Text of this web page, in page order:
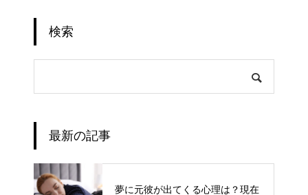
検索
最新の記事
夢に元彼が出てくる心理は？現在